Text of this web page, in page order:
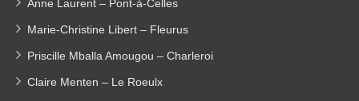
Anne Laurent – Pont-à-Celles
Marie-Christine Libert – Fleurus
Priscille Mballa Amougou – Charleroi
Claire Menten – Le Roeulx